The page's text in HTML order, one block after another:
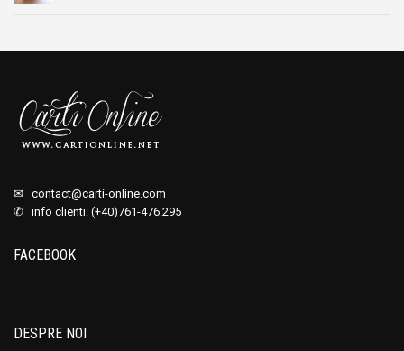
✉ contact@carti-online.com
✆ info clienti: (+40)761-476.295
FACEBOOK
DESPRE NOI